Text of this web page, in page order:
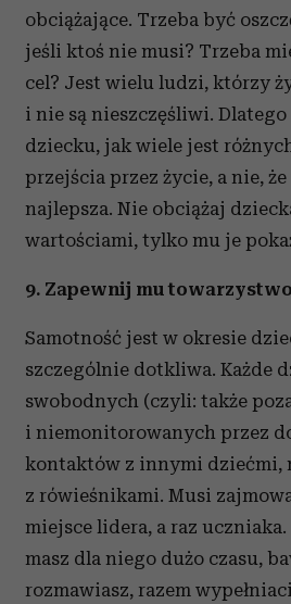
obciążające. Trzeba być
jeśli ktoś nie musi? Trzeba
cel? Jest wielu ludzi, którzy
i nie są nieszczęśliwi.
dziecku, jak wiele jest
przejścia przez życie, a nie,
najlepsza. Nie obciążaj
wartościami, tylko mu je
9. Zapewnij mu towarzystwo
Samotność jest w okresie
szczególnie dotkliwa. Każde
swobodnych (czyli: także
i niemonitorowanych przez
kontaktów z innymi dziećmi,
z rówieśnikami. Musi
miejsce lidera, a raz uczniaka.
masz dla niego dużo czasu,
rozmawiasz, razem